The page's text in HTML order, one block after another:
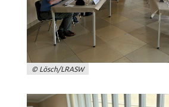
© Lösch/LRASW